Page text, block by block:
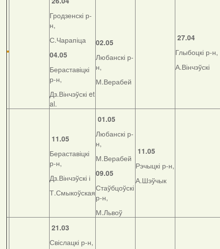
Гродзенскі р-
н,
С.Чарапіца
04.05
Бераставіцкі
р-н,
Дз.Вінчэўскі et
al.
02.05
Любанскі р-
н,
М.Верабей
27.04
Глыбоцкі р-н,
А.Вінчэўскі
11.05
Бераставіцкі
р-н,
Дз.Вінчэўскі і
Т.Смыкоўская
01.05
Любанскі р-
н,
М.Верабей
09.05
Стаўбцоўскі
р-н,
М.Львоў
11.05
Рэчыцкі р-н,
А.Шэўчык
21.03
Свіслацкі р-н,